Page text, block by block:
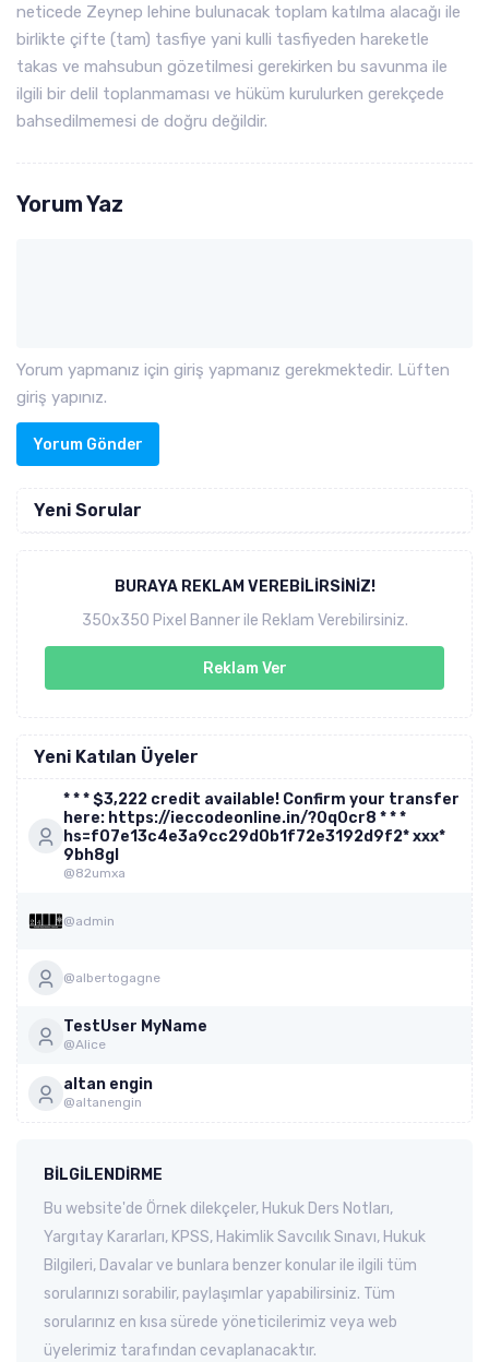
neticede Zeynep lehine bulunacak toplam katılma alacağı ile
birlikte çifte (tam) tasfiye yani kulli tasfiyeden hareketle
takas ve mahsubun gözetilmesi gerekirken bu savunma ile
ilgili bir delil toplanmaması ve hüküm kurulurken gerekçede
bahsedilmemesi de doğru değildir.
Yorum Yaz
Yorum yapmanız için giriş yapmanız gerekmektedir. Lüften
giriş yapınız.
Yorum Gönder
Yeni Sorular
BURAYA REKLAM VEREBILIRSINIZ!
350x350 Pixel Banner ile Reklam Verebilirsiniz.
Reklam Ver
Yeni Katılan Üyeler
* * * $3,222 credit available! Confirm your transfer
here: https://ieccodeonline.in/?0q0cr8 * * *
hs=f07e13c4e3a9cc29d0b1f72e3192d9f2* ххх*
9bh8gl
@82umxa
@admin
@albertogagne
TestUser MyName
@Alice
altan engin
@altanengin
BILGILENDIRME
Bu website'de Örnek dilekçeler, Hukuk Ders Notları,
Yargıtay Kararları, KPSS, Hakimlik Savcılık Sınavı, Hukuk
Bilgileri, Davalar ve bunlara benzer konular ile ilgili tüm
sorularınızı sorabilir, paylaşımlar yapabilirsiniz. Tüm
sorularınız en kısa sürede yöneticilerimiz veya web
üyelerimiz tarafından cevaplanacaktır.